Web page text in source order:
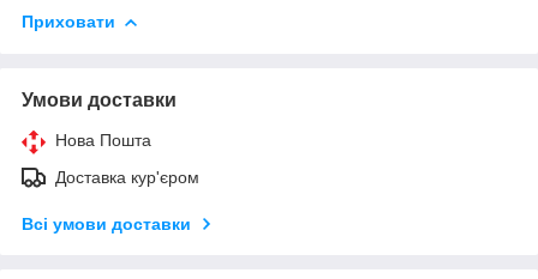
Приховати
Умови доставки
Нова Пошта
Доставка кур'єром
Всі умови доставки